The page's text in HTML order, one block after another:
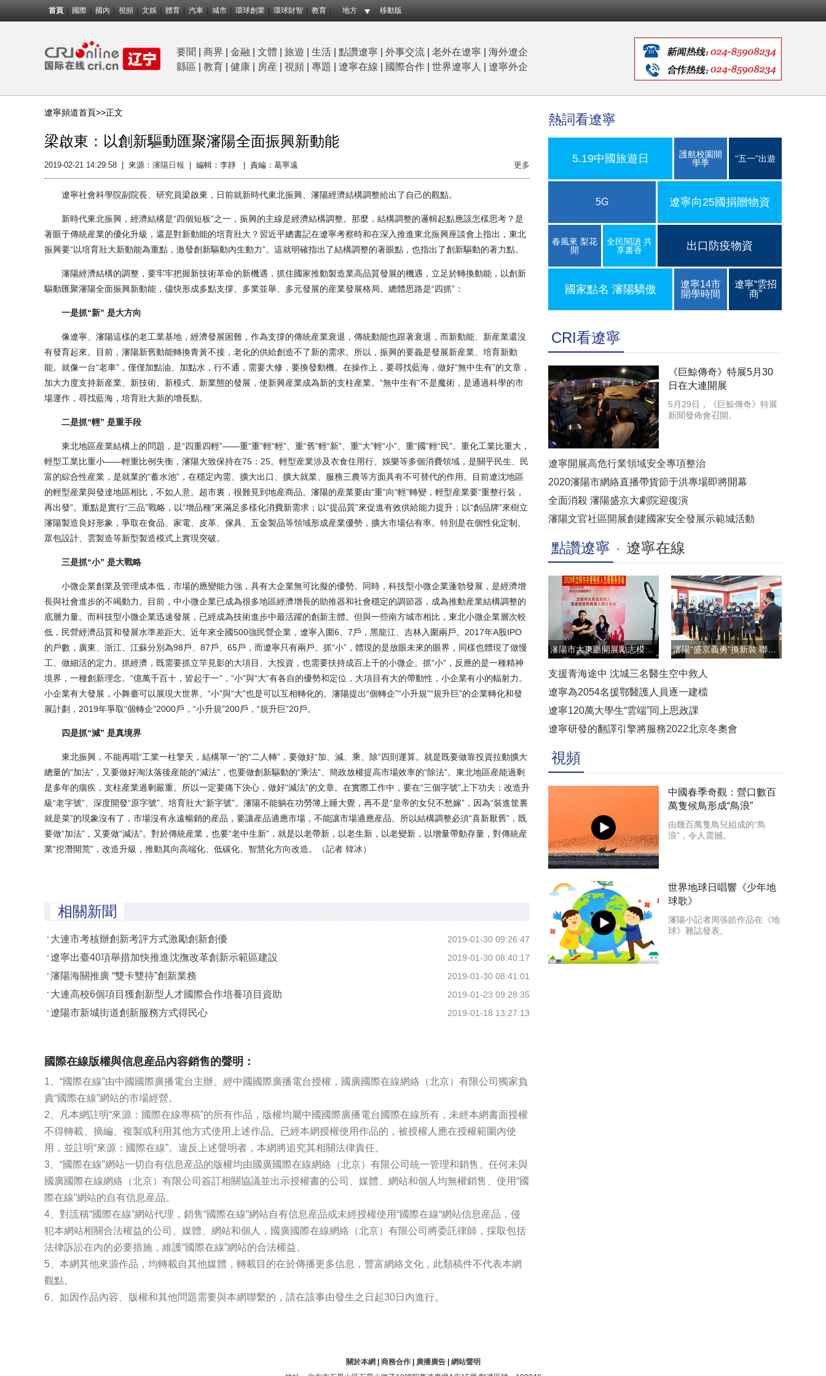
首頁 國際 國內 視頻 文娛 體育 汽車 城市 環球創業 環球財智 教育 地方 移動版
要聞 商界 金融 文體 旅遊 生活 點讚遼寧 外事交流 老外在遼寧
海外遼企
縣區
教育 健康 房産 視頻 專題 遼寧在線 國際合作 世界遼寧人 遼寧外企
遼寧頻道首頁>>正文
梁啟東：以創新驅動匯聚瀋陽全面振興新動能
2019-02-21 14:29:58 來源： 瀋陽日報 編輯：李靜 | 責編：葛寧遠 更多
遼寧社會科學院副院長、研究員梁啟東，日前就新時代東北振興、瀋陽經濟結構調整給出了自己的觀點。
新時代東北振興，經濟結構是“四個短板”之一，振興的主線是經濟結構調整。那麼，結構調整的邏輯起點應該怎樣思考？是
著眼于傳統産業的優化升級，還是對新動能的培育壯大？習近平總書記在遼寧考察時和在深入推進東北振興座談會上指出，東北
振興要“以培育壯大新動能為重點，激發創新驅動內生動力”。這就明確指出了結構調整的著眼點，也指出了創新驅動的著力點。
瀋陽經濟結構的調整，要牢牢把握新技術革命的新機遇，抓住國家推動製造業高品質發展的機遇，立足於轉換動能，以創新
驅動匯聚瀋陽全面振興新動能，儘快形成多點支撐、多業並舉、多元發展的産業發展格局。總體思路是“四抓”：
一是抓“新” 是大方向
像遼寧、瀋陽這樣的老工業基地，經濟發展困難，作為支撐的傳統産業衰退，傳統動能也跟著衰退，而新動能、新産業還沒
有發育起來。目前，瀋陽新舊動能轉換青黃不接，老化的供給創造不了新的需求。所以，振興的要義是發展新産業、培育新動
能。就像一台“老車”，僅僅加點油、加點水，行不通，需要大修，要換發動機。在操作上，要尋找藍海，做好“無中生有”的文章，
加大力度支持新産業、新技術、新模式、新業態的發展，使新興産業成為新的支柱産業。“無中生有”不是魔術，是通過科學的市
場運作，尋找藍海，培育壯大新的增長點。
二是抓“輕” 是重手段
東北地區産業結構上的問題，是“四重四輕”——重“重”輕“輕”、重“舊”輕“新”、重“大”輕“小”、重“國”輕“民”。重化工業比重大，
輕型工業比重小——輕重比例失衡，瀋陽大致保持在75：25。輕型産業涉及衣食住用行、娛樂等多個消費領域，是關乎民生、民
富的綜合性産業，是就業的“蓄水池”，在穩定內需、擴大出口、擴大就業、服務三農等方面具有不可替代的作用。目前遼沈地區
的輕型産業與發達地區相比，不如人意。超市裏，很難見到地産商品。瀋陽的産業要由“重”向“輕”轉變，輕型産業要“重整行裝，
再出發”。重點是實行“三品”戰略，以“增品種”來滿足多樣化消費新需求；以“提品質”來促進有效供給能力提升；以“創品牌”來樹立
瀋陽製造良好形象，爭取在食品、家電、皮革、傢具、五金製品等領域形成産業優勢，擴大市場佔有率。特別是在個性化定制、
眾包設計、雲製造等新型製造模式上實現突破。
三是抓“小” 是大戰略
小微企業創業及管理成本低，市場的應變能力強，具有大企業無可比擬的優勢。同時，科技型小微企業蓬勃發展，是經濟增
長與社會進步的不竭動力。目前，中小微企業已成為很多地區經濟增長的助推器和社會穩定的調節器，成為推動産業結構調整的
底層力量。而科技型小微企業迅速發展，已經成為技術進步中最活躍的創新主體。但與一些南方城市相比，東北小微企業層次較
低，民營經濟品質和發展水準差距大。近年來全國500強民營企業，遼寧入圍6、7戶，黑龍江、吉林入圍兩戶。2017年A股IPO
的戶數，廣東、浙江、江蘇分別為98戶、87戶、65戶，而遼寧只有兩戶。抓“小”，體現的是放眼未來的眼界，同樣也體現了做慢
工、做細活的定力。抓經濟，既需要抓立竿見影的大項目、大投資，也需要扶持成百上千的小微企。抓“小”，反應的是一種精神
境界，一種創新理念。“億萬千百十，皆起于一”，“小”與“大”有各自的優勢和定位，大項目有大的帶動性，小企業有小的輻射力。
小企業有大發展，小舞臺可以展現大世界。“小”與“大”也是可以互相轉化的。瀋陽提出“個轉企”“小升規”“規升巨”的企業轉化和發
展計劃，2019年爭取“個轉企”2000戶，“小升規”200戶，“規升巨”20戶。
四是抓“減” 是真境界
東北振興，不能再唱“工業一柱擎天，結構單一”的“二人轉”，要做好“加、減、乘、除”四則運算。就是既要做靠投資拉動擴大
總量的“加法”，又要做好淘汰落後産能的“減法”，也要做創新驅動的“乘法”、簡政放權提高市場效率的“除法”。東北地區産能過剩
是多年的痼疾，支柱産業過剩嚴重。所以一定要痛下決心，做好“減法”的文章。在實際工作中，要在“三個字號”上下功夫：改造升
級“老字號”、深度開發“原字號”、培育壯大“新字號”。瀋陽不能躺在功勞簿上睡大覺，再不是“皇帝的女兒不愁嫁”，因為“裝進筐裏
就是菜”的現象沒有了，市場沒有永遠暢銷的産品，要讓産品適應市場，不能讓市場適應産品。所以結構調整必須“喜新厭舊”，既
要做“加法”，又要做“減法”。對於傳統産業，也要“老中生新”，就是以老帶新，以老生新，以老變新，以增量帶動存量，對傳統産
業“挖潛開荒”，改造升級，推動其向高端化、低碳化、智慧化方向改造。（記者 韓冰）
相關新聞
2019-01-30 09:26:47
大連市考核辦創新考評方式激勵創新創優
2019-01-30 08:40:17
遼寧出臺40項舉措加快推進沈撫改革創新示範區建設
2019-01-30 08:41:01
瀋陽海關推廣 “雙卡雙待”創新業務
2019-01-23 09:28:35
大連高校6個項目獲創新型人才國際合作培養項目資助
2019-01-18 13:27:13
遼陽市新城街道創新服務方式得民心
國際在線版權與信息産品內容銷售的聲明：
1、“國際在線”由中國國際廣播電台主辦。經中國國際廣播電台授權，國廣國際在線網絡（北京）有限公司獨家負
責“國際在線”網站的市場經營。
2、凡本網註明“來源：國際在線專稿”的所有作品，版權均屬中國國際廣播電台國際在線所有，未經本網書面授權
不得轉載、摘編、複製或利用其他方式使用上述作品。已經本網授權使用作品的，被授權人應在授權範圍內使
用，並註明“來源：國際在線”。違反上述聲明者，本網將追究其相關法律責任。
3、“國際在線”網站一切自有信息産品的版權均由國廣國際在線網絡（北京）有限公司統一管理和銷售。任何未與
國廣國際在線網絡（北京）有限公司簽訂相關協議並出示授權書的公司、媒體、網站和個人均無權銷售、使用“國
際在線”網站的自有信息産品。
4、對謊稱“國際在線”網站代理，銷售“國際在線”網站自有信息産品或未經授權使用“國際在線“網站信息産品，侵
犯本網站相關合法權益的公司、媒體、網站和個人，國廣國際在線網絡（北京）有限公司將委託律師，採取包括
法律訴訟在內的必要措施，維護“國際在線”網站的合法權益。
5、本網其他來源作品，均轉載自其他媒體，轉載目的在於傳播更多信息，豐富網絡文化，此類稿件不代表本網
觀點。
6、如因作品內容、版權和其他問題需要與本網聯繫的，請在該事由發生之日起30日內進行。
熱詞看遼寧
5.19中國旅遊日
護航校園開
學季
“五一”出遊
5G 遼寧向25國捐贈物資
春風來 梨花
開
全民閱讀 共
享書香
出口防疫物資
國家點名 瀋陽驕傲
遼寧14市
開學時間
遼寧“雲招
商”
CRI看遼寧
《巨鯨傳奇》特展5月30
日在大連開展
5月29日，《巨鯨傳奇》特展
新聞發佈會召開。
遼寧開展高危行業領域安全專項整治
2020瀋陽市網絡直播帶貨節于洪專場即將開幕
全面消殺 瀋陽盛京大劇院迎復演
瀋陽文官社區開展創建國家安全發展示範城活動
點讚遼寧 遼寧在線
瀋陽市大東區開展勵志模範雲直播訪談活動
支援青海途中 沈城三名醫生空中救人
遼寧為2054名援鄂醫護人員逐一建檔
遼寧120萬大學生“雲端”同上思政課
遼寧研發的翻譯引擎將服務2022北京冬奧會
視頻
中國春季奇觀：營口數百
萬隻候鳥形成“鳥浪”
由幾百萬隻鳥兒組成的“鳥
浪”，令人震撼。
世界地球日唱響《少年地
球歌》
瀋陽小記者周張皓作品在《地
球》雜誌發表。
關於本網 商務合作| 廣播廣告| 網站聲明